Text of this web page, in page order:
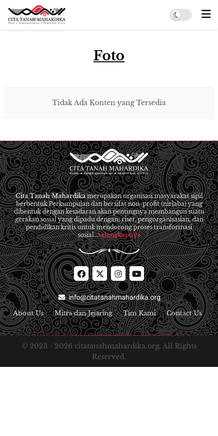
Foto
Tidak Ada Konten yang Tersedia
Cita Tanah Mahardikamerupakan organisasi masyarakat sipil
berbentuk Perkumpulan dan bersifat non-profit (nirlaba) yang
dibentuk dengan kesadaran akan pentingnya membangun suatu
gerakan sosial yang dipadu dengan; riset, pengorganisasian, dan
pendidikan kritis untuk mendorong proses transformasi
sosial...selengkapnya
info@citatanahmahardika.org
About Us Mitra dan Jejaring Tim Kami Contact Us
© 2023 - 2026 citatanahmahardika.org. All Rights
Reserved.